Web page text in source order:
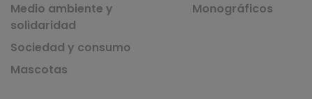
Medio ambiente y
solidaridad
Sociedad y consumo
Mascotas
Monográficos